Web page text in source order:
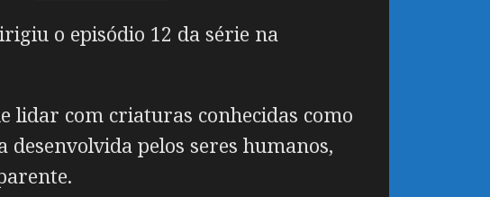
o episódio 12 da série na
lidar com criaturas conhecidas como
pelos seres humanos,